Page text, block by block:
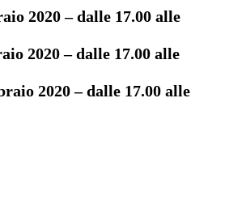
2020 – dalle 17.00 alle
2020 – dalle 17.00 alle
2020 – dalle 17.00 alle